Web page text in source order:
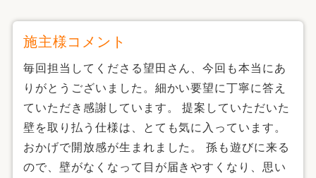
施主様コメント
毎回担当してくださる望田さん、今回も本当にあ
りがとうございました。細かい要望に丁寧に答え
ていただき感謝しています。 提案していただいた
壁を取り払う仕様は、とても気に入っています。
おかげで開放感が生まれました。 孫も遊びに来る
ので、壁がなくなって目が届きやすくなり、思い